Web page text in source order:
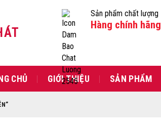
Sản phẩm chất lượng
Hàng chính hãng
CHỦ GIỚI THIỆU SẢN PHẨM